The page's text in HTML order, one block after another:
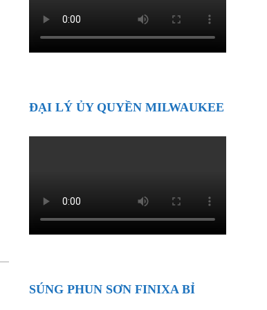
ĐẠI LÝ ỦY QUYỀN MILWAUKEE
SÚNG PHUN SƠN FINIXA BỈ